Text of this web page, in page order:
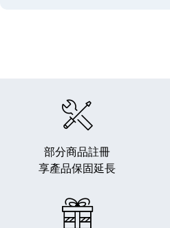
部分商品註冊
享產品保固延長